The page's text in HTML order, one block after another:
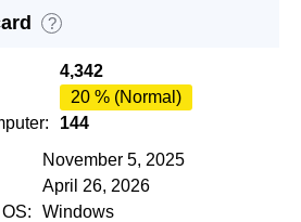
?
4,342
20 % (Normal)
144
November 5, 2025
April 26, 2026
Windows